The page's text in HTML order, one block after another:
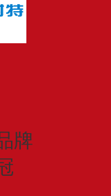
牌